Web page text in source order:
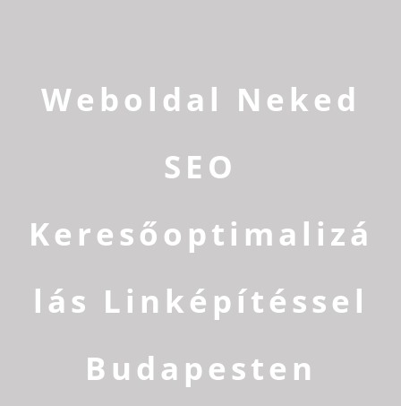
Weboldal Neked
SEO
Keresőoptimalizá
lás Linképítéssel
Budapesten